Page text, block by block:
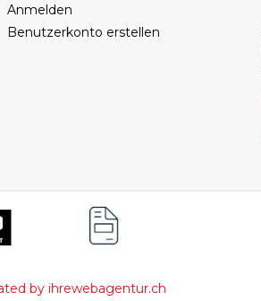
Anmelden
Benutzerkonto erstellen
by ihrewebagentur.ch